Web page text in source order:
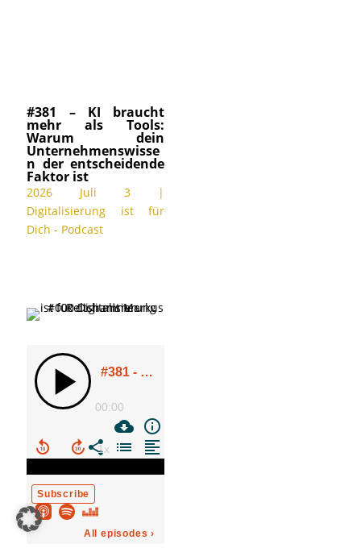
#381 – KI braucht
mehr als Tools:
Warum dein
Unternehmenswisse
n der entscheidende
Faktor ist
2026 Juli 3 |
Digitalisierung ist für
Dich - Podcast